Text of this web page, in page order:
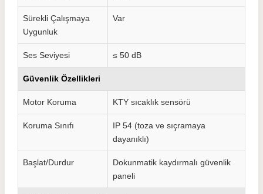
Sürekli Çalışmaya
Uygunluk
Var
Ses Seviyesi ≤ 50 dB
Güvenlik Özellikleri
Motor Koruma KTY sıcaklık sensörü
Koruma Sınıfı
IP 54 (toza ve sıçramaya
dayanıklı)
Başlat/Durdur
Dokunmatik kaydırmalı güvenlik
paneli